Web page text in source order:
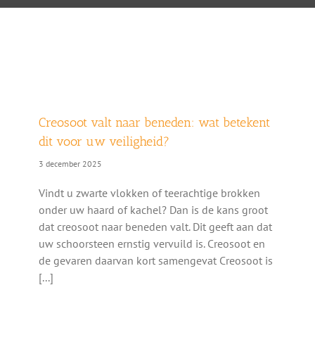
Creosoot valt naar beneden: wat betekent
dit voor uw veiligheid?
3 december 2025
Vindt u zwarte vlokken of teerachtige brokken
onder uw haard of kachel? Dan is de kans groot
dat creosoot naar beneden valt. Dit geeft aan dat
uw schoorsteen ernstig vervuild is. Creosoot en
de gevaren daarvan kort samengevat Creosoot is
[...]